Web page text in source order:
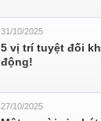
31/10/2025
5 vị trí tuyệt đối
động!
27/10/2025